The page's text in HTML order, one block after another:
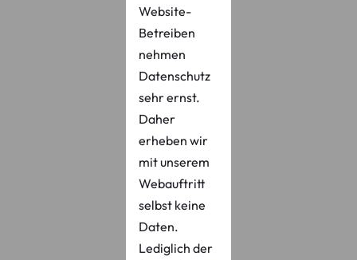
Website-
Betreiben
nehmen
Datenschutz
sehr ernst.
Daher
erheben wir
mit unserem
Webauftritt
selbst keine
Daten.
Lediglich der